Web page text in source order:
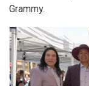
Grammy.